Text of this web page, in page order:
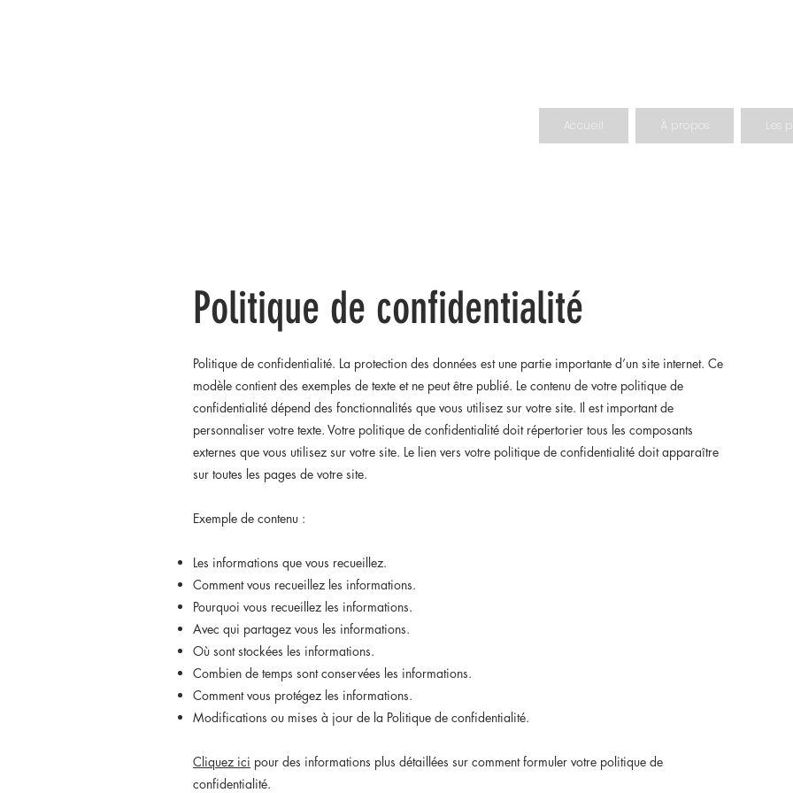
Accueil À propos Les
Politique de confidentialité
Politique de confidentialité. La protection des données est une partie importante d’un site internet. Ce
modèle contient des exemples de texte et ne peut être publié. Le contenu de votre politique de
confidentialité dépend des fonctionnalités que vous utilisez sur votre site. Il est important de
personnaliser votre texte. Votre politique de confidentialité doit répertorier tous les composants
externes que vous utilisez sur votre site. Le lien vers votre politique de confidentialité doit apparaître
sur toutes les pages de votre site.
Exemple de contenu :
Les informations que vous recueillez.
Comment vous recueillez les informations.
Pourquoi vous recueillez les informations.
Avec qui partagez vous les informations.
Où sont stockées les informations.
Combien de temps sont conservées les informations.
Comment vous protégez les informations.
Modifications ou mises à jour de la Politique de confidentialité.
Cliquez ici pour des informations plus détaillées sur comment formuler votre politique de
confidentialité.